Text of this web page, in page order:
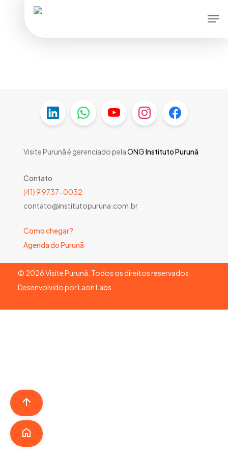
Visite Purunã é gerenciado pelaONGInstituto Purunã
Contato
(41) 9 9737-0032
contato@institutopuruna.com.br
Como chegar?
Agenda do Purunã
© 2026Visite Purunã. Todos os direitos reservados.
Desenvolvido porLaon Labs